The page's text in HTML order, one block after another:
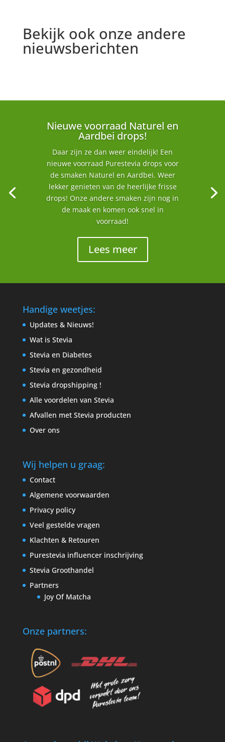
Bekijk ook onze andere
nieuwsberichten
Nieuwe voorraad Naturel en
Aardbei drops!
Daar zijn ze dan weer eindelijk! Een
nieuwe voorraad Purestevia drops voor
de smaken Naturel en Aardbei. Weer
lekker genieten van de heerlijke frisse
drops! Onze andere smaken zijn nog in
de maak en komen ook snel in
voorraad!
Lees meer
Handige weetjes:
Updates & Nieuws!
Wat is Stevia
Stevia en Diabetes
Stevia en gezondheid
Stevia dropshipping !
Alle voordelen van Stevia
Afvallen met Stevia producten
Over ons
Wij helpen u graag:
Contact
Algemene voorwaarden
Privacy policy
Veel gestelde vragen
Klachten & Retouren
Purestevia influencer inschrijving
Stevia Groothandel
Partners
Joy Of Matcha
Onze partners: